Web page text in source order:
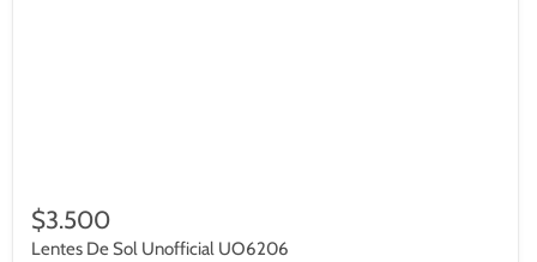
$3.500
Lentes De Sol Unofficial UO6206